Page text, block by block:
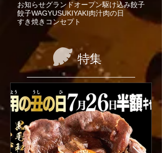
お知らせグランドオープン駆け込み餃子
餃子WAGYUSUKIYAKI肉汁肉の日
すき焼き コンセプト
特集